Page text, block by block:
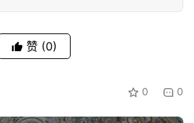
赞 (0)
0 0